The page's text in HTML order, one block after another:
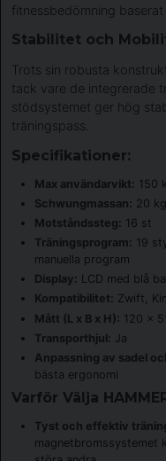
fitnessbedömning
Stabilitet och
Trots sin robusta
tack vare de integrerade
stödsystemet ger hög
träningspass.
Specifikationer:
Max användarvikt: 150
Schwungmassan: 20 kg
Motståndssteg: 16 st
Träningsprogram: 19
manuella program
Display: LCD med blå
Kompatibilitet: Zwift,
Mått (L x B x H): 120 x
Transporthjul: Ja
Anpassning av sadel
bästa ergonomi
Varför Välja
Tyst och effektiv
magnetbromssystemet